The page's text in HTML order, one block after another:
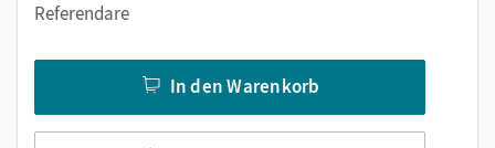
Referendare
In den Warenkorb